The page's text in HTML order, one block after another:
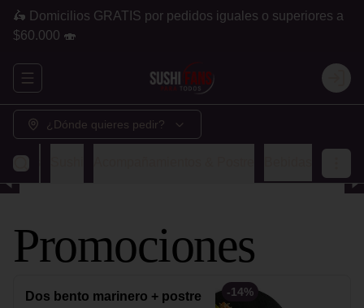
🛵 Domicilios GRATIS por pedidos iguales o superiores a
$60.000 🍣
Abrir menu de navegación Login
¿Dónde quieres pedir?
Promociones
-14%
Dos bento marinero + postre